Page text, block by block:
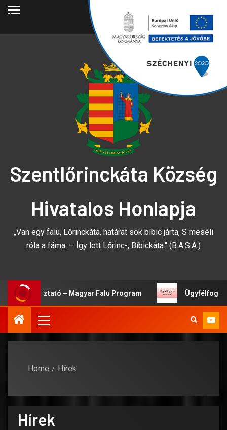
Szentlőrinckáta Község
Hivatalos Honlapja
„Van egy falu, Lőrinckáta, határát sok bíbic járta, S meséli
róla a fáma: – Így lett Lőrinc-, Bíbickáta." (B.A.S.A.)
Tájékoztató – Magyar Falu Program Ügyfélfogadási
Home Hírek
Hírek